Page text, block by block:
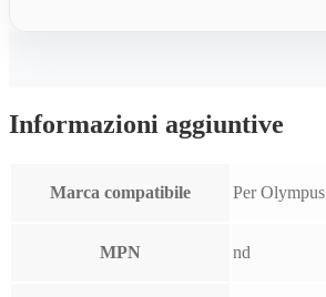
Informazioni aggiuntive
Marca compatibile Per Olympus
MPN nd